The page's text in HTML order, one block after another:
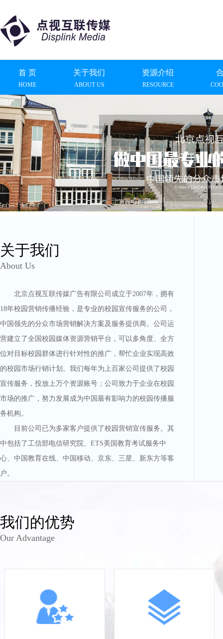
首 页
HOME
关于我们
ABOUT US
资源介绍
RESOURCE
关于我们
About Us
北京点视互联传媒广告有限公司成立于2007年，拥有
18年校园营销传播经验，是专业的校园宣传服务的公司，
中国领先的分众市场营销解决方案及服务提供商。公司运
营建立了全国校园媒体资源营销平台，可以多角度、全方
位对目标校园群体进行针对性的推广，帮忙企业实现高效
的校园市场行销计划。我们每年为上百家公司提供了校园
宣传服务，投放上万个资源账号；公司致力于企业在校园
市场的推广，努力发展成为中国最有影响力的校园传播服
务机构。
目前公司已为多家客户提供了校园营销宣传服务。其
中包括了工信部电信研究院、ETS美国教育考试服务中
心、中国教育在线、中国移动、京东、三星、新东方等客
户。
我们的优势
Our Advantage